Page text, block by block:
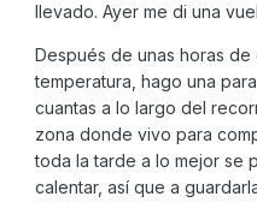
llevado. Ayer me di una
Después de unas horas
temperatura, hago una
cuantas a lo largo del
zona donde vivo para
toda la tarde a lo mejor se
calentar, así que a